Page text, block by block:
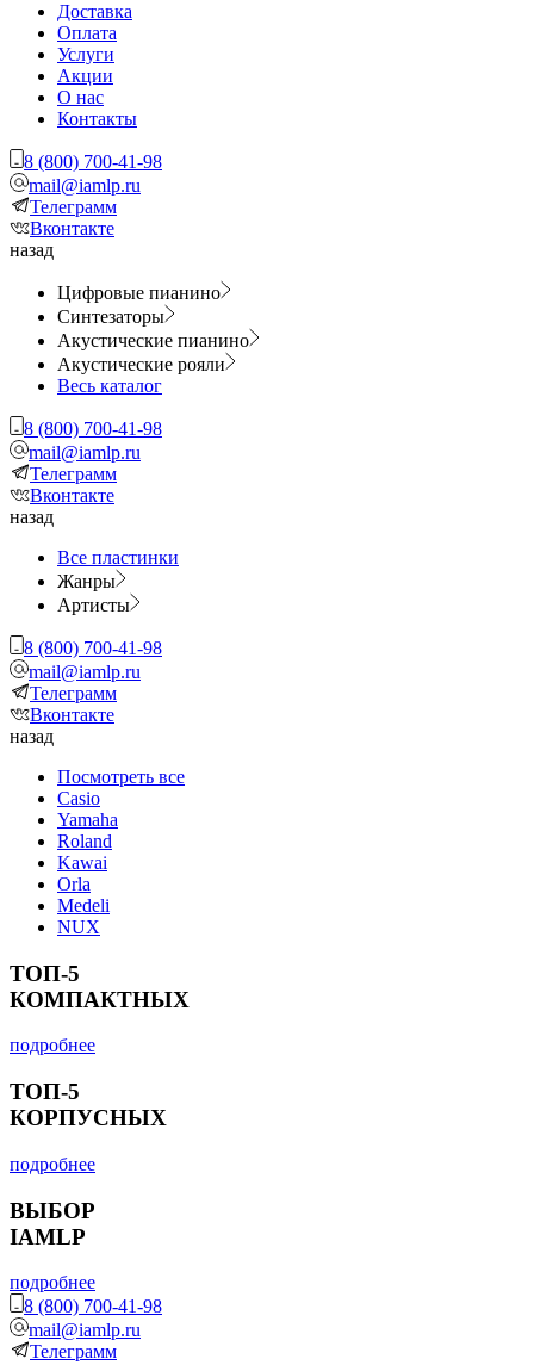
Доставка
Оплата
Услуги
Акции
О нас
Контакты
8 (800) 700-41-98
mail@iamlp.ru
Телеграмм
Вконтакте
назад
Цифровые пианино
Синтезаторы
Акустические пианино
Акустические рояли
Весь каталог
8 (800) 700-41-98
mail@iamlp.ru
Телеграмм
Вконтакте
назад
Все пластинки
Жанры
Артисты
8 (800) 700-41-98
mail@iamlp.ru
Телеграмм
Вконтакте
назад
Посмотреть все
Casio
Yamaha
Roland
Kawai
Orla
Medeli
NUX
ТОП-5
КОМПАКТНЫХ
подробнее
ТОП-5
КОРПУСНЫХ
подробнее
ВЫБОР
IAMLP
подробнее
8 (800) 700-41-98
mail@iamlp.ru
Телеграмм